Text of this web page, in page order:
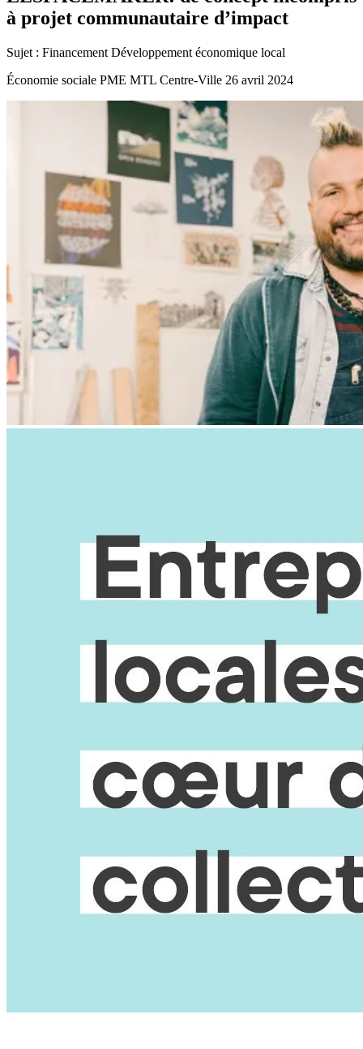
à projet communautaire d’impact
Sujet : Financement Développement économique local
Économie sociale PME MTL Centre-Ville 26 avril 2024